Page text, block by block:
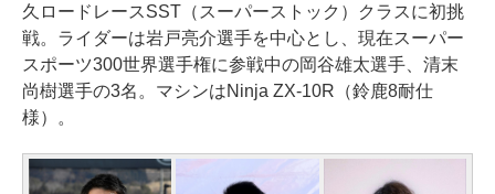
久ロードレースSST（スーパーストック）クラスに初挑
戦。ライダーは岩戸亮介選手を中心とし、現在スーパー
スポーツ300世界選手権に参戦中の岡谷雄太選手、清末
尚樹選手の3名。マシンはNinja ZX-10R（鈴鹿8耐仕
様）。